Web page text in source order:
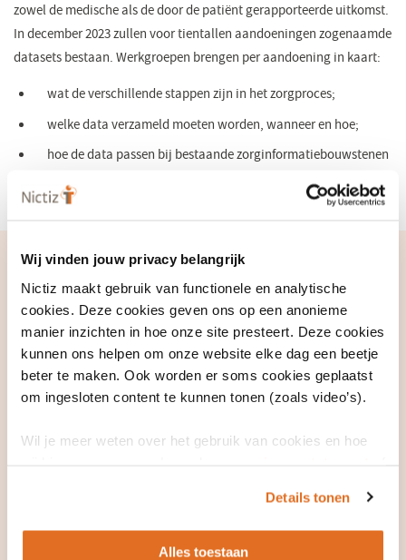
Wij vinden jouw privacy belangrijk
Nictiz maakt gebruik van functionele en analytische
cookies. Deze cookies geven ons op een anonieme
manier inzichten in hoe onze site presteert. Deze cookies
kunnen ons helpen om onze website elke dag een beetje
beter te maken. Ook worden er soms cookies geplaatst
om ingesloten content te kunnen tonen (zoals video’s).
Wil je meer weten over het gebruik van cookies en hoe
Details tonen
Alles toestaan
zowel de medische als de door de patiënt gerapporteerde uitkomst.
In december 2023 zullen voor tientallen aandoeningen zogenaamde
datasets bestaan. Werkgroepen brengen per aandoening in kaart:
wat de verschillende stappen zijn in het zorgproces;
welke data verzameld moeten worden, wanneer en hoe;
hoe de data passen bij bestaande zorginformatiebouwstenen
Wat is het voordeel van Uitkomstgerichte Zorg?
Met uitkomstinformatie kun jij als patiënt samen met je
zorgverlener goed afwegen welke behandeling jou het beste past.
Daarbij kan de zorgverlener de zorg verbeteren waar nodig.
Uitkomstinformatie geeft zorginstellingen inzicht in waar zij hun
zorgproces kunnen aanpassen. Daarnaast stuurt
beloning van zorg. Het ministerie van VWS werkt samen met zeven
Zij hebben besloten het fundament van Uitkomstgerichte Zorg te